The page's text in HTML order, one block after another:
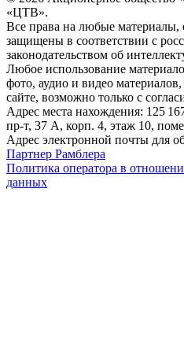
«ЦТВ».
Все права на любые материалы,
защищены в соответствии с
законодательством об
Любое использование
фото, аудио и видео
сайте, возможно только с
Адрес места нахождения: 125
пр-т, 37 А, корп. 4, этаж 10,
Адрес электронной почты для
Партнер Рамблера
Политика оператора в
данных